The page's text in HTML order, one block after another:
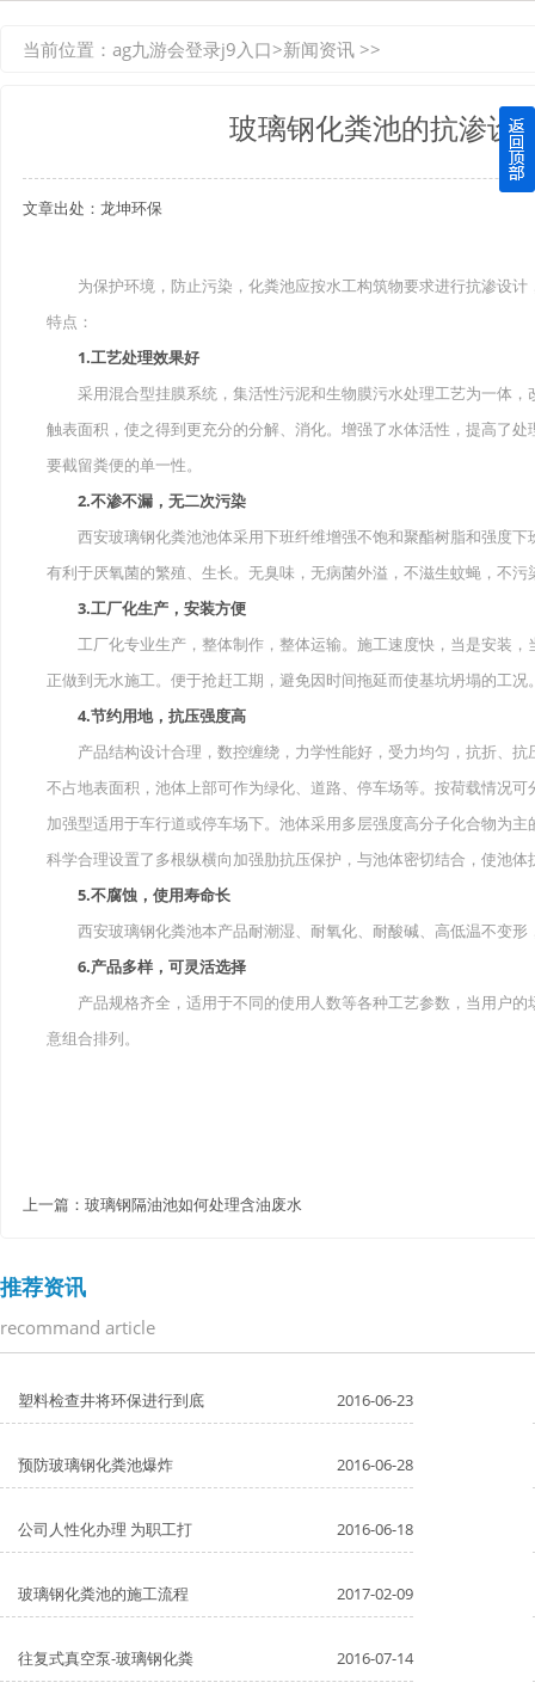
四川玻璃钢化粪池逐渐取代传统玻璃钢化粪池的这几点原因
关于重庆玻璃钢化粪池的这些基础知识你都记住了吗？
使用成都玻璃钢化粪池的七大好处你都记住了吗？
当前位置： ag九游会登录j9入口>新闻资讯 >>
玻璃钢化粪池的抗渗设
文章出处：龙坤环保
为保护环境，防止污染，化粪池应按水工构筑物要求进行抗渗设计
特点：
1.工艺处理效果好
采用混合型挂膜系统，集活性污泥和生物膜污水处理工艺为一体，
触表面积，使之得到更充分的分解、消化。增强了水体活性，提高了
要截留粪便的单一性。
2.不渗不漏，无二次污染
西安玻璃钢化粪池池体采用下班纤维增强不饱和聚酯树脂和强度下
有利于厌氧菌的繁殖、生长。无臭味，无病菌外溢，不滋生蚊蝇，不
3.工厂化生产，安装方便
工厂化专业生产，整体制作，整体运输。施工速度快，当是安装，
正做到无水施工。便于抢赶工期，避免因时间拖延而使基坑坍塌的工况
4.节约用地，抗压强度高
产品结构设计合理，数控缠绕，力学性能好，受力均匀，抗折、抗
不占地表面积，池体上部可作为绿化、道路、停车场等。按荷载情况
加强型适用于车行道或停车场下。池体采用多层强度高分子化合物为
科学合理设置了多根纵横向加强肋抗压保护，与池体密切结合，使池体
5.不腐蚀，使用寿命长
西安玻璃钢化粪池本产品耐潮湿、耐氧化、耐酸碱、高低温不变形
6.产品多样，可灵活选择
产品规格齐全，适用于不同的使用人数等各种工艺参数，当用户的
意组合排列。
上一篇： 玻璃钢隔油池如何处理含油废水
推荐资讯
recommand article
塑料检查井将环保进行到底 2016-06-23
预防玻璃钢化粪池爆炸 2016-06-28
公司人性化办理 为职工打 2016-06-18
玻璃钢化粪池的施工流程 2017-02-09
往复式真空泵-玻璃钢化粪 2016-07-14